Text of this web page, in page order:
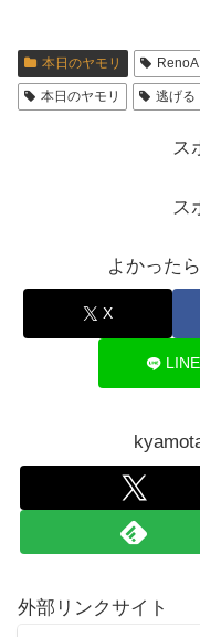
本日のヤモリ RenoA
本日のヤモリ 逃げる
ス
ス
よかった
X
LINE
外部リンクサイト